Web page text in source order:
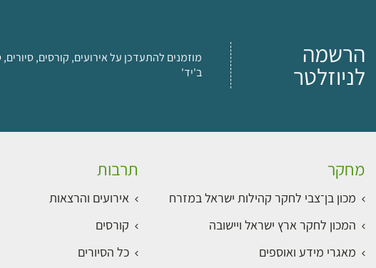
הרשמה
לניוזלטר
מוזמנים להתעדכן על אירועים, קורסים,
ב'יד'
מחקר
מכון בן־צבי לחקר קהילות ישראל במזרח
המכון לחקר ארץ ישראל ויישובה
מאגרי מידע ואוספים
תרבות
אירועים והרצאות
קורסים
כל הסיורים